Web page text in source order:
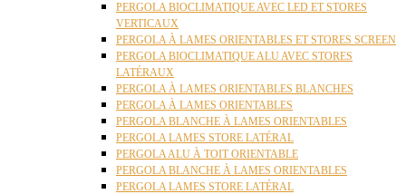
PERGOLA BIOCLIMATIQUE AVEC LED ET STORES
VERTICAUX
PERGOLA À LAMES ORIENTABLES ET STORES SCREEN
PERGOLA BIOCLIMATIQUE ALU AVEC STORES
LATÉRAUX
PERGOLA À LAMES ORIENTABLES BLANCHES
PERGOLA À LAMES ORIENTABLES
PERGOLA BLANCHE À LAMES ORIENTABLES
PERGOLA LAMES STORE LATÉRAL
PERGOLA ALU À TOIT ORIENTABLE
PERGOLA BLANCHE À LAMES ORIENTABLES
PERGOLA LAMES STORE LATÉRAL